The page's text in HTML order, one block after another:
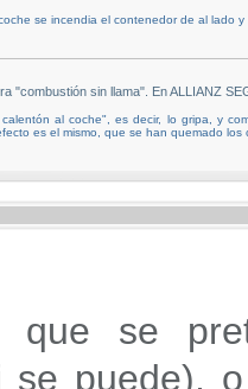
se incendia el contenedor de al lado
"combustión sin llama". En ALLIANZ
al coche", es decir, lo gripa, y
es el mismo, que se han quemado los
que se
se puede),